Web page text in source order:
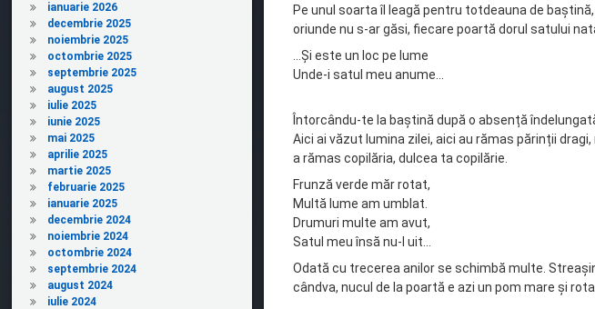
Pe unul soarta îl leagă pentru totdeauna de
oriunde nu s-ar găsi, fiecare poartă dorul satului
…Și este un loc pe lume
Unde-i satul meu anume…
Întorcându-te la baștină după o absență
Aici ai văzut lumina zilei, aici au rămas părinții
a rămas copilăria, dulcea ta copilărie.
Frunză verde măr rotat,
Multă lume am umblat.
Drumuri multe am avut,
Satul meu însă nu-l uit…
Odată cu trecerea anilor se schimbă multe.
cândva, nucul de la poartă e azi un pom mare și
ianuarie 2026
decembrie 2025
noiembrie 2025
octombrie 2025
septembrie 2025
august 2025
iulie 2025
iunie 2025
mai 2025
aprilie 2025
martie 2025
februarie 2025
ianuarie 2025
decembrie 2024
noiembrie 2024
octombrie 2024
septembrie 2024
august 2024
iulie 2024